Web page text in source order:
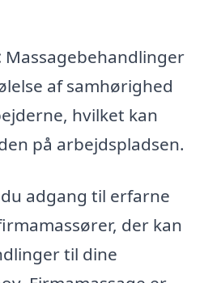
Massagebehandlinger
af samhørighed
hvilket kan
på arbejdspladsen.
adgang til erfarne
der kan
til dine